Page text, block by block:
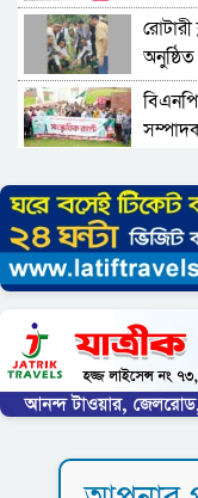
অনুষ্ঠিত
দিগন্তে
জেলা
সিলেট